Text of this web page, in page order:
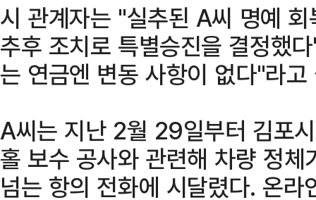
시 관계자는 "실추된 A씨 명예
추후 조치로 특별승진을 결정했
는 연금엔 변동 사항이 없다"라고
A씨는 지난 2월 29일부터 김포
홀 보수 공사와 관련해 차량 정
넘는 항의 전화에 시달렸다. 온